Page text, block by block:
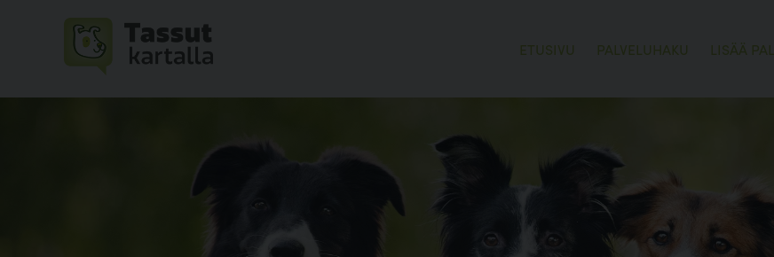
ETUSIVU PALVELUHAKU LISÄÄ